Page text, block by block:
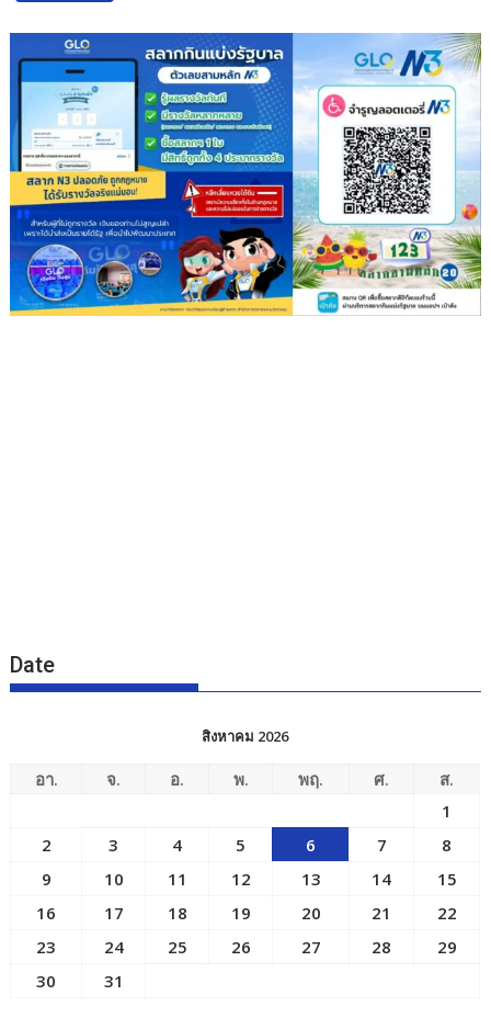
Date
สิงหาคม 2026
อา. จ. อ. พ. พฤ. ศ.
ส.
1
2
3 4 5 6 7
8
9
10 11 12 13 14
15
16
17 18 19 20 21
22
23
24 25 26 27 28
29
30
31